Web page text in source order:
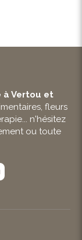
Vertou et
fleurs
n'hésitez
ou toute